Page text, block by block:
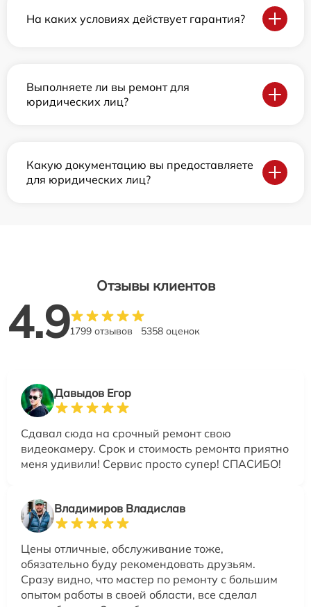
На каких условиях действует гарантия?
Выполняете ли вы ремонт для
юридических лиц?
Какую документацию вы предоставляете
для юридических лиц?
Отзывы клиентов
4.91799 отзывов 5358 оценок
Давыдов Егор
Сдавал сюда на срочный ремонт свою
видеокамеру. Срок и стоимость ремонта приятно
меня удивили! Сервис просто супер! СПАСИБО!
Владимиров Владислав
Цены отличные, обслуживание тоже,
обязательно буду рекомендовать друзьям.
Сразу видно, что мастер по ремонту с большим
опытом работы в своей области, все сделал